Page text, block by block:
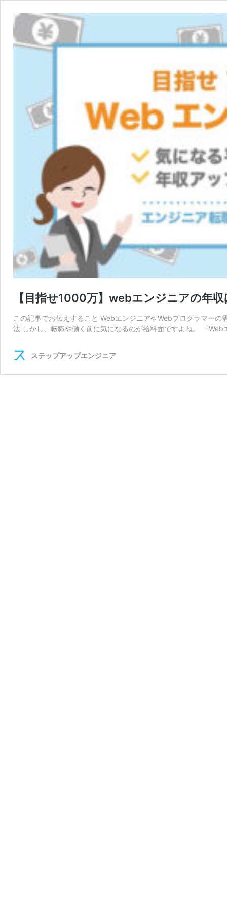
【目指せ1000万】webエンジニアの年
この記事でお伝えすること WebエンジニアやWebプログラマー
法 しかし、転職や働く前に気になるのが給料面ですよね。 「
ステップアップエンジニア